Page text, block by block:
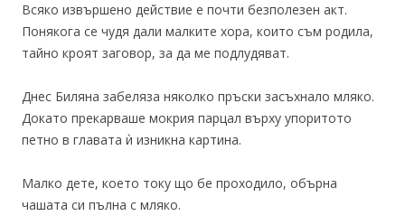
Всяко извършено действие е почти безполезен акт.
Понякога се чудя дали малките хора, които съм родила,
тайно кроят заговор, за да ме подлудяват.
Днес Биляна забеляза няколко пръски засъхнало мляко.
Докато прекарваше мокрия парцал върху упоритото
петно в главата ѝ изникна картина.
Малко дете, което току що бе проходило, обърна
чашата си пълна с мляко.